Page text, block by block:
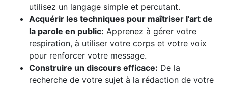
utilisez un langage simple et percutant.
Acquérir les techniques pour maîtriser l'art de
la parole en public: Apprenez à gérer votre
respiration, à utiliser votre corps et votre voix
pour renforcer votre message.
Construire un discours efficace: De la
recherche de votre sujet à la rédaction de votre